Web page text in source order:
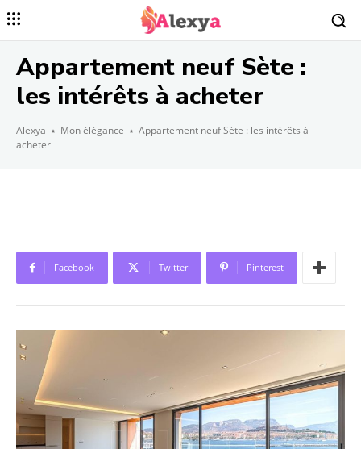
Appartement neuf Sète :
les intérêts à acheter
Alexya Mon élégance
Appartement neuf Sète : les intérêts à
acheter
Facebook Twitter Pinterest